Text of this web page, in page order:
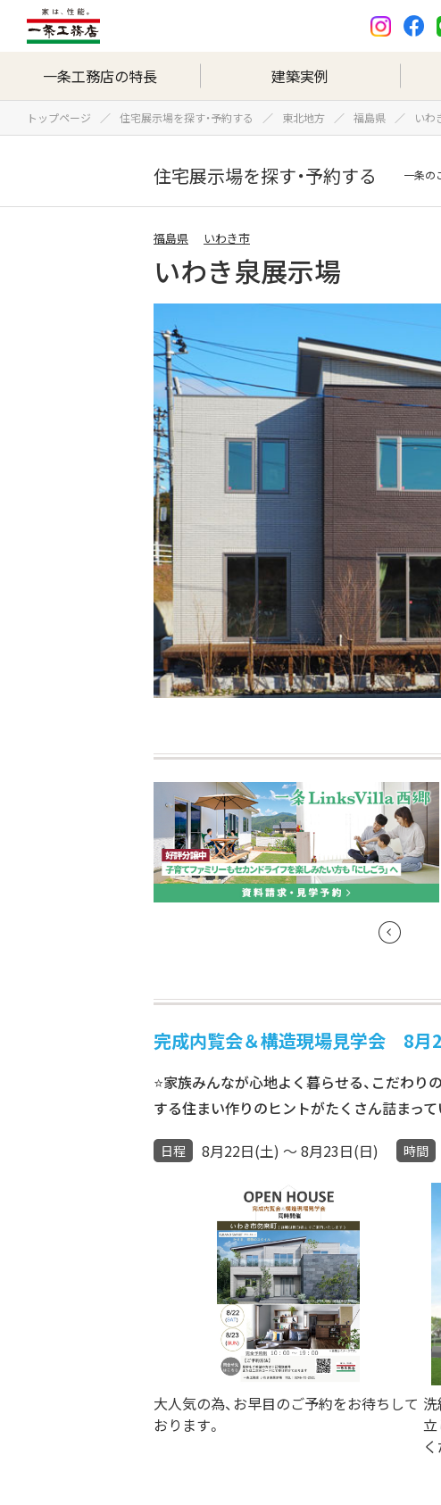
一条工務店の特長 建築実例
トップページ 住宅展示場を探す・予約する 東北地方 福島県 いわ
住宅展示場を探す・予約する 一条の
福島県 いわき市
いわき泉展示場
完成内覧会＆構造現場見学会 8月
⭐家族みんなが心地よく暮らせる、こだわ
する住まい作りのヒントがたくさん詰まっ
日程 8月22日(土) ～ 8月23日(日) 時間
大人気の為、お早目のご予約をお待ちして
おります。